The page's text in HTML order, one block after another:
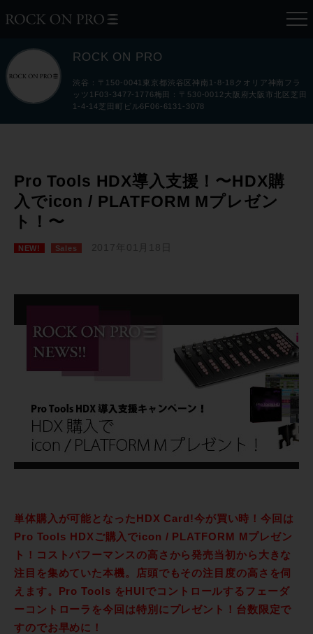
ROCK ON PRO
渋谷：〒150-0041東京都渋谷区神南1-8-18クオリア神南フラ
ッツ1F03-3477-1776梅田：〒530-0012大阪府大阪市北区芝田
1-4-14芝田町ビル6F06-6131-3078
Pro Tools HDX導入支援！〜HDX購
入でicon / PLATFORM Mプレゼン
ト！〜
NEW! Sales 2017年01月18日
単体購入が可能となったHDX Card!今が買い時！今回は
Pro Tools HDXご購入でicon / PLATFORM Mプレゼン
ト！コストパフーマンスの高さから発売当初から大きな
注目を集めていた本機。店頭でもその注目度の高さを伺
えます。Pro Tools をHUIでコントロールするフェーダ
ーコントローラを今回は特別にプレゼント！台数限定で
すのでお早めに！